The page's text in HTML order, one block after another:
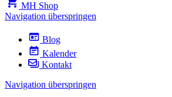
MH Shop
Navigation überspringen
Blog
Kalender
Kontakt
Navigation überspringen